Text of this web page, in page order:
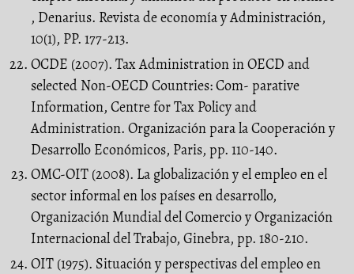
, Denarius. Revista de economía y Administración,
10(1), PP. 177-213.
OCDE (2007). Tax Administration in OECD and
selected Non-OECD Countries: Com- parative
Information, Centre for Tax Policy and
Administration. Organización para la Cooperación y
Desarrollo Económicos, Paris, pp. 110-140.
OMC-OIT (2008). La globalización y el empleo en el
sector informal en los países en desarrollo,
Organización Mundial del Comercio y Organización
Internacional del Trabajo, Ginebra, pp. 180-210.
OIT (1975). Situación y perspectivas del empleo en